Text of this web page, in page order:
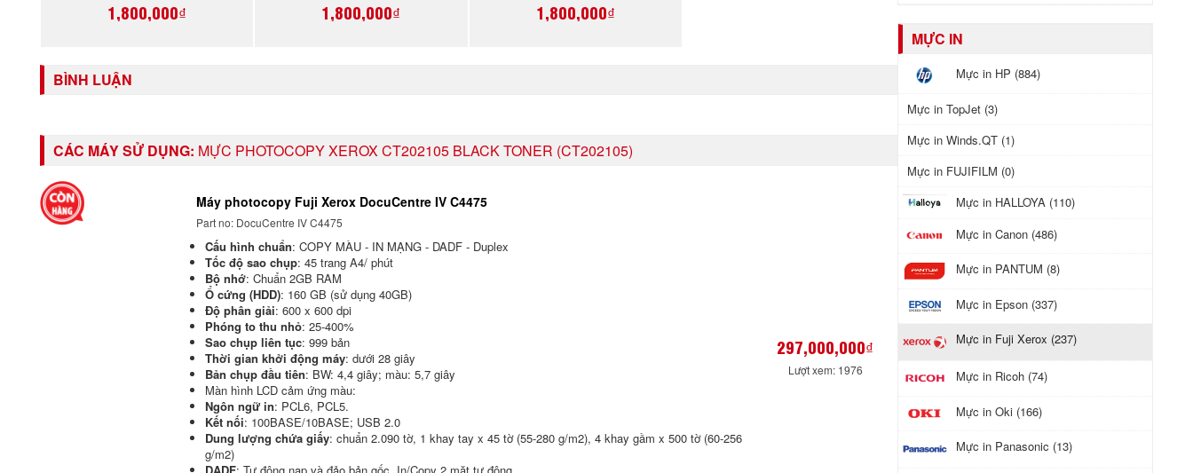
1,800,000₫ 1,800,000₫ 1,800,000₫
BÌNH LUẬN
CÁC MÁY SỬ DỤNG: MỰC PHOTOCOPY XEROX CT202105 BLACK TONER (CT202105)
Máy photocopy Fuji Xerox DocuCentre IV C4475
Part no: DocuCentre IV C4475
Cấu hình chuẩn: COPY MÀU - IN MẠNG - DADF - Duplex
Tốc độ sao chụp: 45 trang A4/ phút
Bộ nhớ: Chuẩn 2GB RAM
Ổ cứng (HDD): 160 GB (sử dụng 40GB)
Độ phân giải: 600 x 600 dpi
Phóng to thu nhỏ: 25-400%
Sao chụp liên tục: 999 bản
Thời gian khởi động máy: dưới 28 giây
Bản chụp đầu tiên: BW: 4,4 giây; màu: 5,7 giây
Màn hình LCD cảm ứng màu:
Ngôn ngữ in: PCL6, PCL5.
Kết nối: 100BASE/10BASE; USB 2.0
Dung lượng chứa giấy: chuẩn 2.090 tờ, 1 khay tay x 45 tờ (55-280 g/m2), 4 khay gầm x 500 tờ (60-256
g/m2)
297,000,000₫
Lượt xem: 1976
MỰC IN
Mực in HP (884)
Mực in TopJet (3)
Mực in Winds.QT (1)
Mực in FUJIFILM (0)
Mực in HALLOYA (110)
Mực in Canon (486)
Mực in PANTUM (8)
Mực in Epson (337)
Mực in Fuji Xerox (237)
Mực in Ricoh (74)
Mực in Oki (166)
Mực in Panasonic (13)